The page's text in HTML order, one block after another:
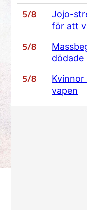
5/8
Jojo-
för att
5/8
dödade
5/8
Kvinnor
vapen